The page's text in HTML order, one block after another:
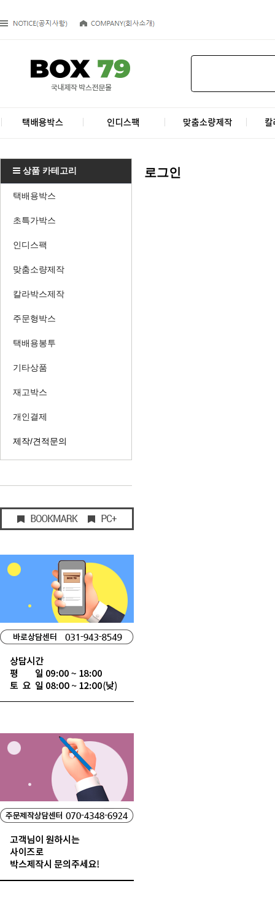
상품 카테고리
택배용박스
초특가박스
인디스팩
맞춤소량제작
칼라박스제작
주문형박스
택배용봉투
기타상품
재고박스
개인결제
제작/견적문의
로그인